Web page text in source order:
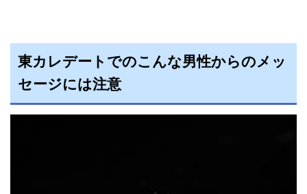
東カレデートでのこんな男性からのメッ
セージには注意